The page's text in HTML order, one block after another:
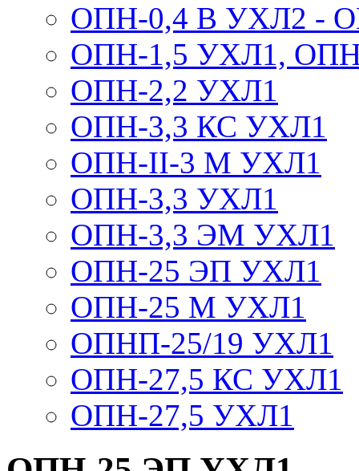
ОПН-0,4 В УХЛ2 -
ОПН-1,5 УХЛ1,
ОПН-2,2 УХЛ1
ОПН-3,3 КС УХЛ1
ОПН-II-3 М УХЛ1
ОПН-3,3 УХЛ1
ОПН-3,3 ЭМ УХЛ1
ОПН-25 ЭП УХЛ1
ОПН-25 М УХЛ1
ОПНП-25/19 УХЛ1
ОПН-27,5 КС УХЛ1
ОПН-27,5 УХЛ1